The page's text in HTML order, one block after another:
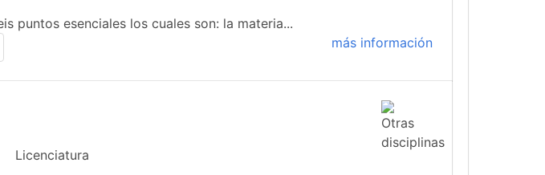
puntos esenciales los cuales son: la materia...
más información
Licenciatura